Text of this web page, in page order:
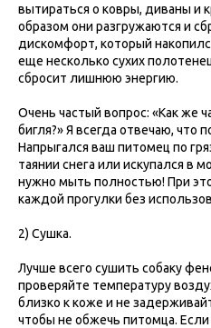
вытираться о ковры, диваны и
образом они разгружаются и
дискомфорт, который
еще несколько сухих
сбросит лишнюю энергию.
Очень частый вопрос: «Как же
бигля?» Я всегда отвечаю, что
Напрыгался ваш питомец по
таянии снега или искупался в
нужно мыть полностью! При
каждой прогулки без
2) Сушка.
Лучше всего сушить собаку
проверяйте температуру
близко к коже и не
чтобы не обжечь питомца.